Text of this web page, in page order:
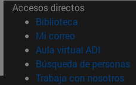
Accesos directos
Biblioteca (abre en
Mi correo(abre en
Aula virtual ADI (abre
Búsqueda de personas
Trabaja con nosotros